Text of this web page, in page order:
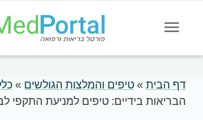
דף הבית» טיפים והמלצות הגולשים »
הבריאות בידיים: טיפים למניעת התקפי